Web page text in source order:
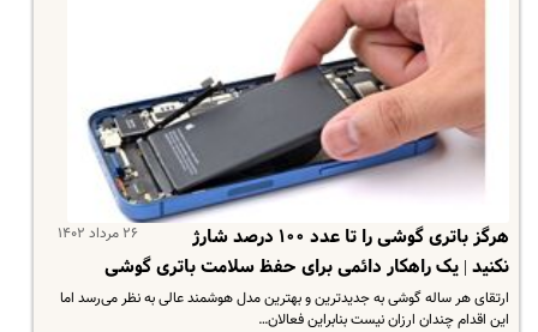
۲۶ مرداد ۱۴۰۲
هرگز باتری گوشی را تا عدد ۱۰۰ درصد شارژ
نکنید | یک راهکار دائمی برای حفظ سلامت باتری گوشی
ارتقای هر ساله گوشی به جدیدترین و بهترین مدل هوشمند عالی به نظر می‌رسد اما
این اقدام چندان ارزان نیست بنابراین فعالان…